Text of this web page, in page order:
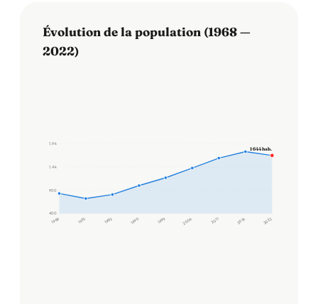
Évolution de la population (1968 —
2022)
400
900
1,4 k
1,9 k
1968 1975 1982 1990 1999 2006 2011 2016 2022
1 644 hab.